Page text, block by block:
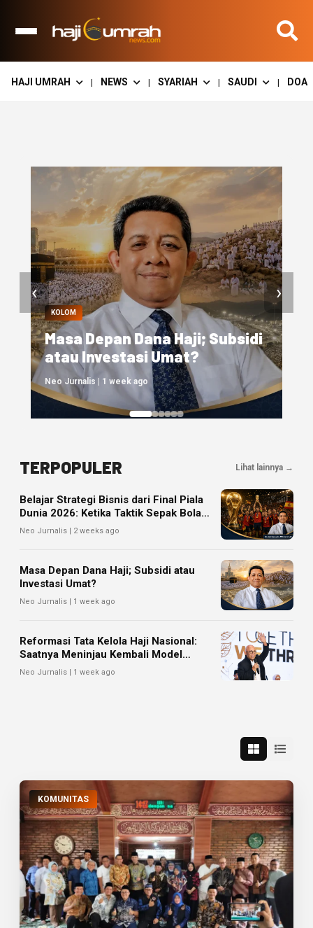
HAJI UMRAH | NEWS | SYARIAH | SAUDI | DOA
KOLOM
Reformasi Tata Kelola Haji
Nasional: Saatnya Meninjau
Kembali Model Pengelolaan
Haji Reguler
Neo Jurnalis | 1 week ago
‹ ›
TERPOPULER Lihat lainnya →
Belajar Strategi Bisnis dari Final Piala
Dunia 2026: Ketika Taktik Sepak Bola
Menjadi Inspirasi Kesuksesan Bisnis
Neo Jurnalis | 2 weeks ago
Masa Depan Dana Haji; Subsidi atau
Investasi Umat?
Neo Jurnalis | 1 week ago
Reformasi Tata Kelola Haji Nasional:
Saatnya Meninjau Kembali Model
Pengelolaan Haji Reguler
Neo Jurnalis | 1 week ago
KOMUNITAS